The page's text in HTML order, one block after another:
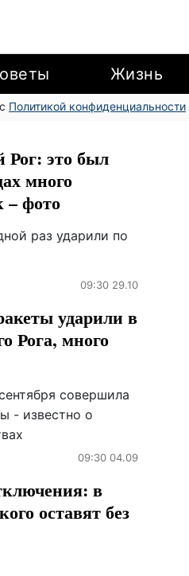
Жизнь
Политикой конфиденциальности
это был
много
– фото
раз ударили по
09:30 29.10
ударили в
Рога, много
совершила
- известно о
09:30 04.09
в
оставят без